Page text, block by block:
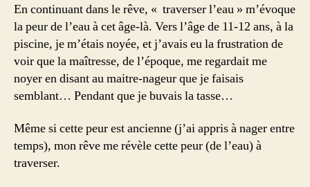
En continuant dans le rêve, « traverser l’eau » m’évoque
la peur de l’eau à cet âge-là. Vers l’âge de 11-12 ans, à la
piscine, je m’étais noyée, et j’avais eu la frustration de
voir que la maîtresse, de l’époque, me regardait me
noyer en disant au maitre-nageur que je faisais
semblant… Pendant que je buvais la tasse…
Même si cette peur est ancienne (j’ai appris à nager entre
temps), mon rêve me révèle cette peur (de l’eau) à
traverser.